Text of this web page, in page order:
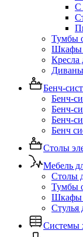
С
Тумбы
Шкафы
Кресла
Диваны
Бенч-
Бенч-
Бенч-
Бенч-
Бенч
Столы
Мебель
Столы
Тумбы
Шкафы
Стулья
Системы